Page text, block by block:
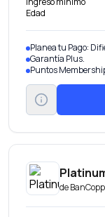
Edad
Planea tu Pago:
Garantía Plus.
Puntos
de